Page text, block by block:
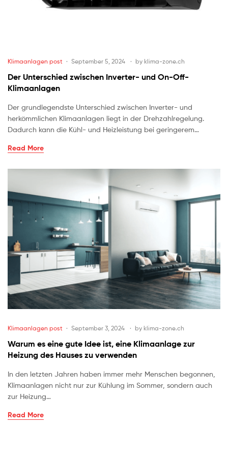
Klimaanlagen post September 5, 2024 by klima-zone.ch
Der Unterschied zwischen Inverter- und On-Off-
Klimaanlagen
Der grundlegendste Unterschied zwischen Inverter- und
herkömmlichen Klimaanlagen liegt in der Drehzahlregelung.
Dadurch kann die Kühl- und Heizleistung bei geringerem…
Read More
Klimaanlagen post September 3, 2024 by klima-zone.ch
Warum es eine gute Idee ist, eine Klimaanlage zur
Heizung des Hauses zu verwenden
In den letzten Jahren haben immer mehr Menschen begonnen,
Klimaanlagen nicht nur zur Kühlung im Sommer, sondern auch
zur Heizung…
Read More